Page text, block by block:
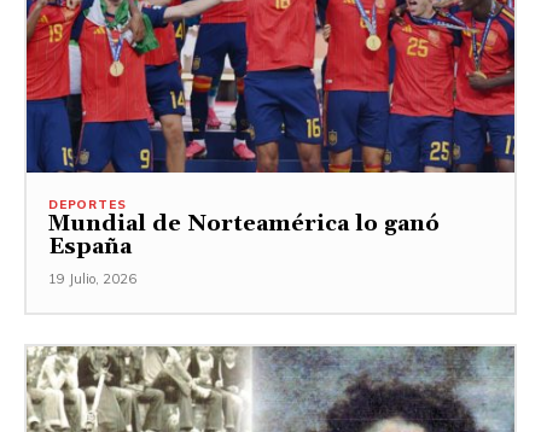
DEPORTES
Mundial de Norteamérica lo ganó
España
19 Julio, 2026